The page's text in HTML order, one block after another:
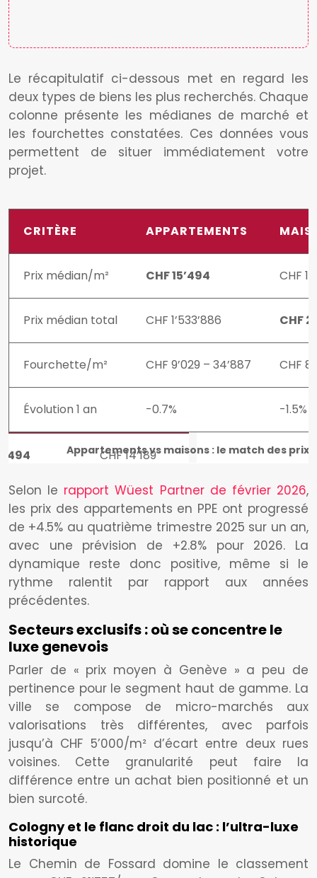
Le récapitulatif ci-dessous met en regard les
deux types de biens les plus recherchés. Chaque
colonne présente les médianes de marché et
les fourchettes constatées. Ces données vous
permettent de situer immédiatement votre
projet.
Appartements vs maisons : le match des prix
CRITÈRE APPARTEMENTS
Prix médian/m² CHF 15’494 CHF
Prix médian total CHF 1’533’886 CHF
Fourchette/m² CHF 9’029 – 34’887 CHF
Évolution 1 an -0.7% -1.5%
Selon le rapport Wüest Partner de février 2026,
les prix des appartements en PPE ont progressé
de +4.5% au quatrième trimestre 2025 sur un an,
avec une prévision de +2.8% pour 2026. La
dynamique reste donc positive, même si le
rythme ralentit par rapport aux années
précédentes.
Secteurs exclusifs : où se concentre le
luxe genevois
Parler de « prix moyen à Genève » a peu de
pertinence pour le segment haut de gamme. La
ville se compose de micro-marchés aux
valorisations très différentes, avec parfois
jusqu’à CHF 5’000/m² d’écart entre deux rues
voisines. Cette granularité peut faire la
différence entre un achat bien positionné et un
bien surcoté.
Cologny et le flanc droit du lac : l’ultra-luxe
historique
Le Chemin de Fossard domine le classement